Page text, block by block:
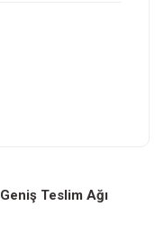
Geniş Teslim Ağı